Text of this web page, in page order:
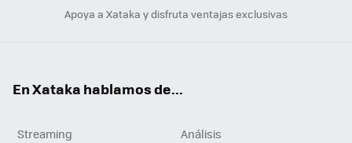
Apoya a Xataka y disfruta ventajas exclusivas
En Xataka hablamos de...
Streaming
Análisis